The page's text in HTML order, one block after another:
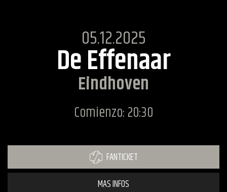
05.12.2025
De Effenaar
Eindhoven
Comienzo: 20:30
FANTICKET
MAS INFOS